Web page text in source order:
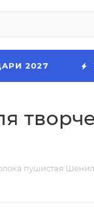
2027
пушистая Шенил